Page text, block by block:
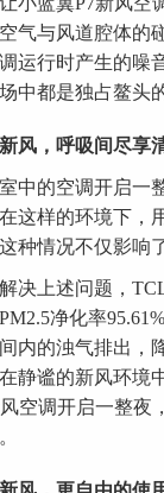
气与风道腔体的
运行时产生的噪
中都是独占鳌头
风，呼吸间尽享
的空调开启一整
这样的环境下，
种情况不仅影响
上述问题，TCL
净化率
内的浊气排出，
静谧的新风环境
空调开启一整夜